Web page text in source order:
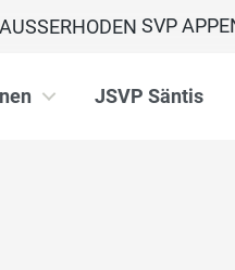
SVP
JSVP Säntis